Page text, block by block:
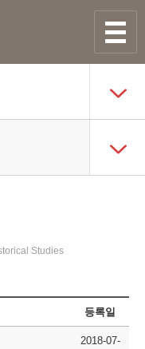
Studies
등록일
2018-07-